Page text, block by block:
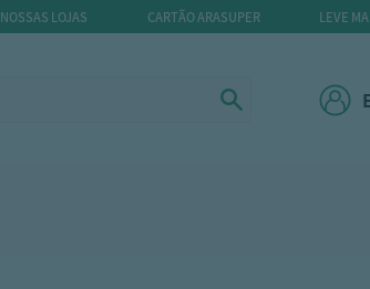
NOSSAS LOJAS CARTÃO ARASUPER LEVE